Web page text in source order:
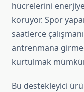
hücrelerini
koruyor. Spor
saatlerce
antrenmana
kurtulmak
Bu destekleyici